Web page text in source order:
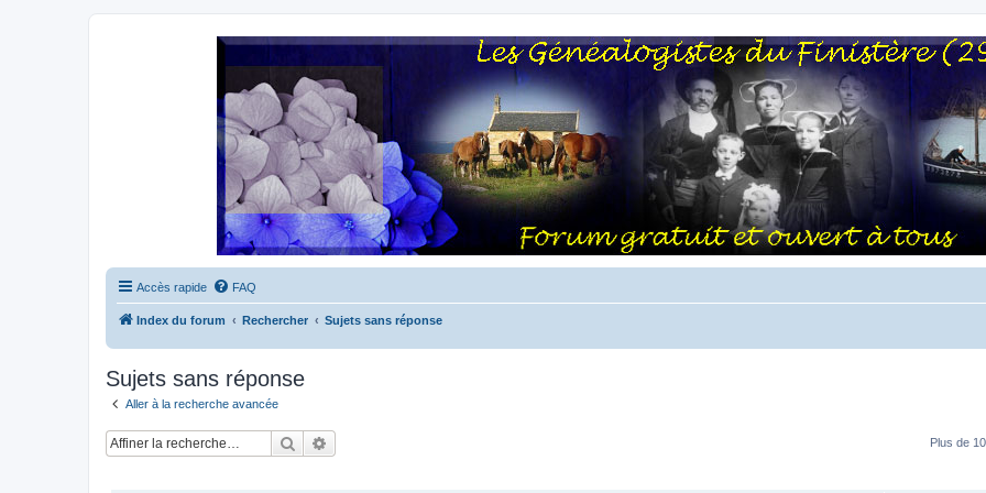
Accès rapide FAQ
Index du forum Rechercher Sujets sans réponse
Sujets sans réponse
Aller à la recherche avancée
Rechercher Plus de